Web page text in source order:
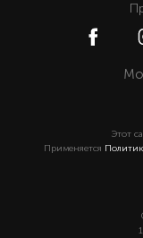
Этот
Применяется